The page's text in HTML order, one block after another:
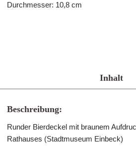
Durchmesser: 10,8 cm
Inhalt
Beschreibung:
Runder Bierdeckel mit braunem
Rathauses (Stadtmuseum Einbeck)